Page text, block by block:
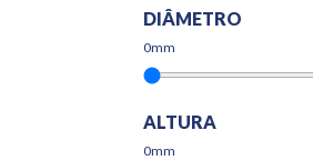
DIÂMETRO
0mm
ALTURA
0mm